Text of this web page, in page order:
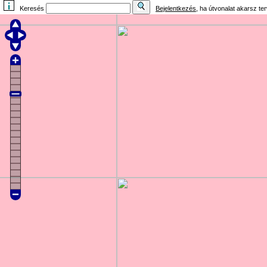
Keresés Bejelentkezés , ha útvonalat akarsz